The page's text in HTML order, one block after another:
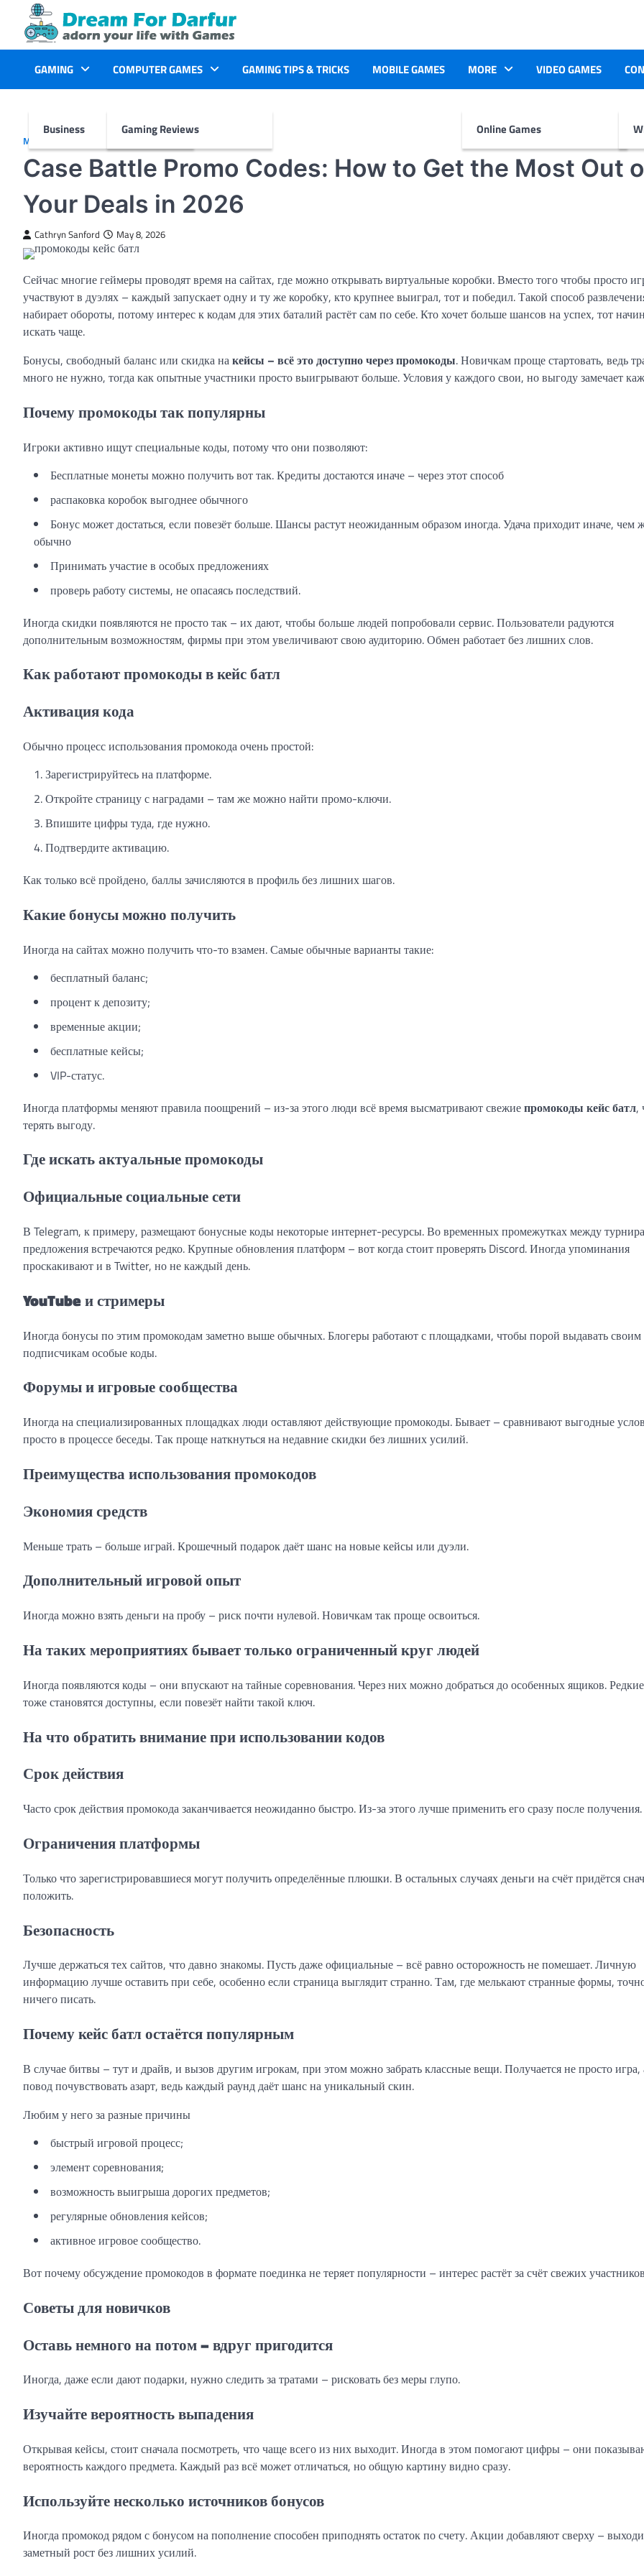
content
GAMING
Business
COMPUTER GAMES
Gaming Reviews
GAMING TIPS & TRICKS MOBILE GAMES MORE
Online Games
VIDEO GAMES
MORE
Case Battle Promo Codes: How to Get the Most Out
Your Deals in 2026
Cathryn Sanford May 8, 2026
Сейчас многие геймеры проводят время на сайтах, где можно открывать виртуальные коробки. Вместо того чтобы просто
участвуют в дуэлях – каждый запускает одну и ту же коробку, кто крупнее выиграл, тот и победил. Такой способ
набирает обороты, потому интерес к кодам для этих баталий растёт сам по себе. Кто хочет больше шансов на успех, тот
искать чаще.
Бонусы, свободный баланс или скидка накейсы – всё это доступно через промокоды. Новичкам проще стартовать, ведь
много не нужно, тогда как опытные участники просто выигрывают больше. Условия у каждого свои, но выгоду замечает
Почему промокоды так популярны
Игроки активно ищут специальные коды, потому что они позволяют:
Бесплатные монеты можно получить вот так. Кредиты достаются иначе – через этот способ
распаковка коробок выгоднее обычного
Бонус может достаться, если повезёт больше. Шансы растут неожиданным образом иногда. Удача приходит иначе, чем
обычно
Принимать участие в особых предложениях
проверь работу системы, не опасаясь последствий.
Иногда скидки появляются не просто так – их дают, чтобы больше людей попробовали сервис. Пользователи радуются
дополнительным возможностям, фирмы при этом увеличивают свою аудиторию. Обмен работает без лишних слов.
Как работают промокоды в кейс батл
Активация кода
Обычно процесс использования промокода очень простой:
Зарегистрируйтесь на платформе.
Откройте страницу с наградами – там же можно найти промо-ключи.
Впишите цифры туда, где нужно.
Подтвердите активацию.
Как только всё пройдено, баллы зачисляются в профиль без лишних шагов.
Какие бонусы можно получить
Иногда на сайтах можно получить что-то взамен. Самые обычные варианты такие:
бесплатный баланс;
процент к депозиту;
временные акции;
бесплатные кейсы;
VIP-статус.
Иногда платформы меняют правила поощрений – из-за этого люди всё время высматривают свежиепромокоды кейс батл,
терять выгоду.
Где искать актуальные промокоды
Официальные социальные сети
В Telegram, к примеру, размещают бонусные коды некоторые интернет-ресурсы. Во временных промежутках между
предложения встречаются редко. Крупные обновления платформ – вот когда стоит проверять Discord. Иногда упоминания
проскакивают и в Twitter, но не каждый день.
YouTube и стримеры
Иногда бонусы по этим промокодам заметно выше обычных. Блогеры работают с площадками, чтобы порой выдавать своим
подписчикам особые коды.
Форумы и игровые сообщества
Иногда на специализированных площадках люди оставляют действующие промокоды. Бывает – сравнивают выгодные
просто в процессе беседы. Так проще наткнуться на недавние скидки без лишних усилий.
Преимущества использования промокодов
Экономия средств
Меньше трать – больше играй. Крошечный подарок даёт шанс на новые кейсы или дуэли.
Дополнительный игровой опыт
Иногда можно взять деньги на пробу – риск почти нулевой. Новичкам так проще освоиться.
На таких мероприятиях бывает только ограниченный круг людей
Иногда появляются коды – они впускают на тайные соревнования. Через них можно добраться до особенных ящиков.
тоже становятся доступны, если повезёт найти такой ключ.
На что обратить внимание при использовании кодов
Срок действия
Часто срок действия промокода заканчивается неожиданно быстро. Из-за этого лучше применить его сразу после получения.
Ограничения платформы
Только что зарегистрировавшиеся могут получить определённые плюшки. В остальных случаях деньги на счёт придётся
положить.
Безопасность
Лучше держаться тех сайтов, что давно знакомы. Пусть даже официальные – всё равно осторожность не помешает. Личную
информацию лучше оставить при себе, особенно если страница выглядит странно. Там, где мелькают странные формы,
ничего писать.
Почему кейс батл остаётся популярным
В случае битвы – тут и драйв, и вызов другим игрокам, при этом можно забрать классные вещи. Получается не просто
повод почувствовать азарт, ведь каждый раунд даёт шанс на уникальный скин.
Любим у него за разные причины
быстрый игровой процесс;
элемент соревнования;
возможность выигрыша дорогих предметов;
регулярные обновления кейсов;
активное игровое сообщество.
Вот почему обсуждение промокодов в формате поединка не теряет популярности – интерес растёт за счёт свежих
Советы для новичков
Оставь немного на потом – вдруг пригодится
Иногда, даже если дают подарки, нужно следить за тратами – рисковать без меры глупо.
Изучайте вероятность выпадения
Открывая кейсы, стоит сначала посмотреть, что чаще всего из них выходит. Иногда в этом помогают цифры – они
вероятность каждого предмета. Каждый раз всё может отличаться, но общую картину видно сразу.
Используйте несколько источников бонусов
Иногда промокод рядом с бонусом на пополнение способен приподнять остаток по счету. Акции добавляют сверху –
заметный рост без лишних усилий.